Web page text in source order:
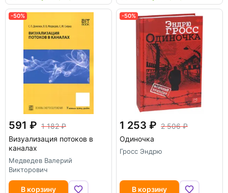
-50%
591
1 182
Визуализация потоков в
каналах
Медведев Валерий
Викторович
В корзину
-50%
1 253
2 506
Одиночка
Гросс Эндрю
В корзину